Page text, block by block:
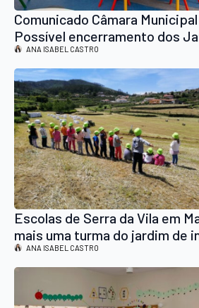
Comunicado Câmara
Possível encerramento dos
Infância de Escariz e Belece
ANA ISABEL CASTRO
Escolas de Serra da Vila em
mais uma turma do jardim de
ANA ISABEL CASTRO